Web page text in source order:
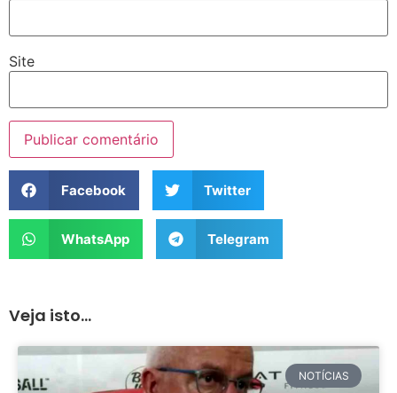
Site
Facebook Twitter
WhatsApp Telegram
Veja isto...
NOTÍCIAS